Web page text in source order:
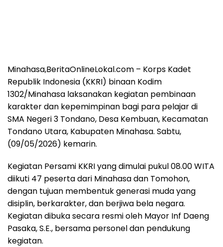
Minahasa,BeritaOnlineLokal.com – Korps Kadet
Republik Indonesia (KKRI) binaan Kodim
1302/Minahasa laksanakan kegiatan pembinaan
karakter dan kepemimpinan bagi para pelajar di
SMA Negeri 3 Tondano, Desa Kembuan, Kecamatan
Tondano Utara, Kabupaten Minahasa. Sabtu,
(09/05/2026) kemarin.
Kegiatan Persami KKRI yang dimulai pukul 08.00 WITA
diikuti 47 peserta dari Minahasa dan Tomohon,
dengan tujuan membentuk generasi muda yang
disiplin, berkarakter, dan berjiwa bela negara.
Kegiatan dibuka secara resmi oleh Mayor Inf Daeng
Pasaka, S.E., bersama personel dan pendukung
kegiatan.